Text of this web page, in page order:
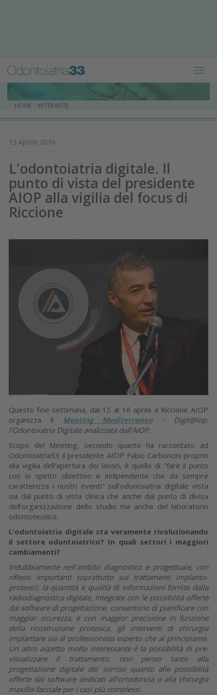
HOME - INTERVISTE
13 Aprile 2016
L'odontoiatria digitale. Il
punto di vista del presidente
AIOP alla vigilia del focus di
Riccione
Questo fine settimana, dal 15 al 16 aprile a Riccione AIOP
organizza il
Meeting Mediterraneo
- Digit@iop:
l'Odontoiatria Digitale analizzata dall'AIOP.
Scopo del Meeting, secondo quanto ha raccontato ad
Odontoiatria33 il presidente AIOP Fabio Carboncini proprio
alla vigilia dell'apertura dei lavori, è quello di "fare il punto
con lo spirito obiettivo e indipendente che da sempre
caratterizza i nostri eventi" sull'odontoiatria digitale vista
sia dal punto di vista clinica che anche dal punto di divisa
dell'organizzazione dello studio ma anche del laboratorio
odontotecnico.
L'odontoiatria digitale sta veramente rivoluzionando
il settore odontoiatrico? In quali settori i maggiori
cambiamenti?
Indubbiamente nell'ambito diagnostico e progettuale, con
riflessi importanti soprattutto sui trattamenti implanto-
protesici: la quantità e qualità di informazioni fornite dalla
radiodiagnostica digitale, integrate con le possibilità offerte
dai software di progettazione, consentono di pianificare con
maggior sicurezza, e con maggior precisione in funzione
della ricostruzione protesica, gli interventi di chirurgia
implantare sia al professionista esperto che al principiante.
Un altro aspetto molto interessante è la possibilità di pre-
visualizzare il trattamento, non penso tanto alla
progettazione digitale del sorriso quanto alle possibilità
offerte dai software dedicati all'ortodonzia o alla chirurgia
maxillo-facciale per i casi più complessi.